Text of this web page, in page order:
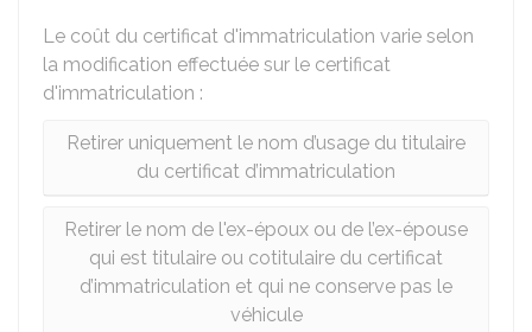
Le coût du certificat d'immatriculation varie selon
la modification effectuée sur le certificat
d'immatriculation :
Retirer uniquement le nom d’usage du titulaire
du certificat d’immatriculation
Retirer le nom de l'ex-époux ou de l’ex-épouse
qui est titulaire ou cotitulaire du certificat
d’immatriculation et qui ne conserve pas le
véhicule